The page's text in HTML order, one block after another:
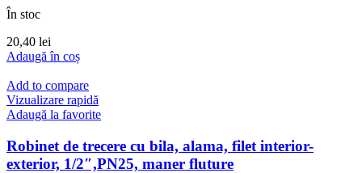
În stoc
20,40 lei
Adaugă în coș
Add to compare
Vizualizare rapidă
Adaugă la favorite
Robinet de trecere cu bila, alama, filet interior-
exterior, 1/2″,PN25, maner fluture